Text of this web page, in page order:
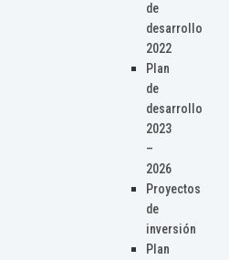
de
desarrollo
2022
Plan
de
desarrollo
2023
–
2026
Proyectos
de
inversión
Plan